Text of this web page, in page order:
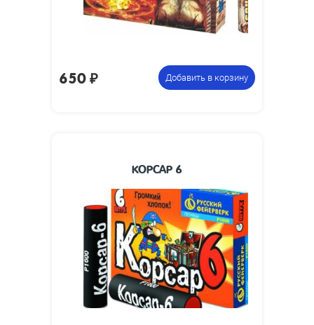
650₽ Добавить в корзину
КОРСАР 6
Размеры изделия, мм:
78 х 20
Цена указана за
фасовку:
Упаковка из 6
петард